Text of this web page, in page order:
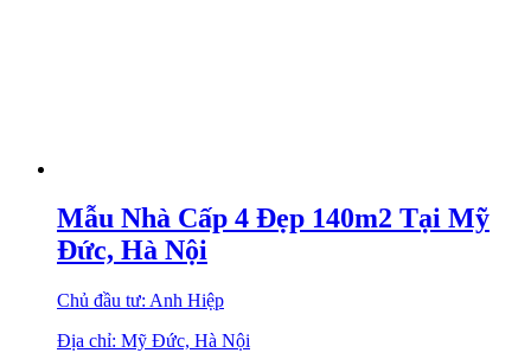
Mẫu Nhà Cấp 4 Đẹp 140m2 Tại Mỹ
Đức, Hà Nội
Chủ đầu tư: Anh Hiệp
Địa chỉ: Mỹ Đức, Hà Nội